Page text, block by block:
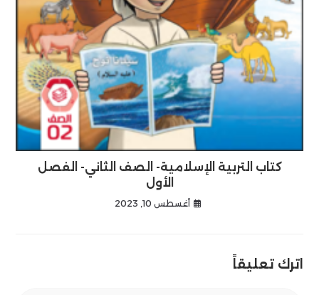
كتاب التربية الإسلامية- الصف الثاني- الفصل
الأول
أغسطس 10, 2023
اترك تعليقاً